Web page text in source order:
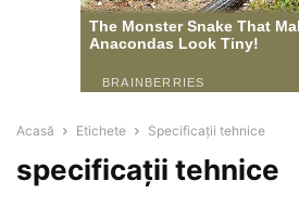
Acasă Etichete Specificații tehnice
specificații tehnice